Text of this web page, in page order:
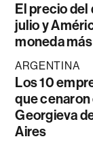
El precio del
julio y
moneda
ARGENTINA
Los 10
que
Georgieva
Aires